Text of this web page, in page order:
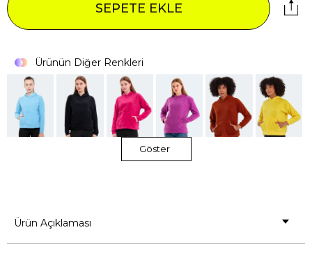
SEPETE EKLE
Ürünün Diğer Renkleri
Göster
Ürün Açıklaması